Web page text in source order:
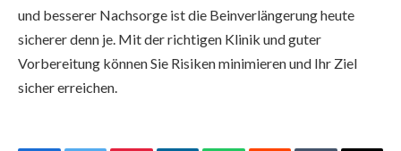
und besserer Nachsorge ist die Beinverlängerung heute
sicherer denn je. Mit der richtigen Klinik und guter
Vorbereitung können Sie Risiken minimieren und Ihr Ziel
sicher erreichen.